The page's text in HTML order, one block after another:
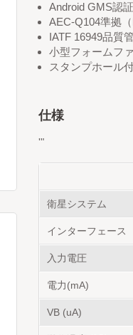
Android GMS認
AEC-Q104準拠
IATF 16949品質
小型フォームフ
スタンプホール
仕様
'"
衛星システム
インターフェース
入力電圧
電力(mA)
VB (uA)